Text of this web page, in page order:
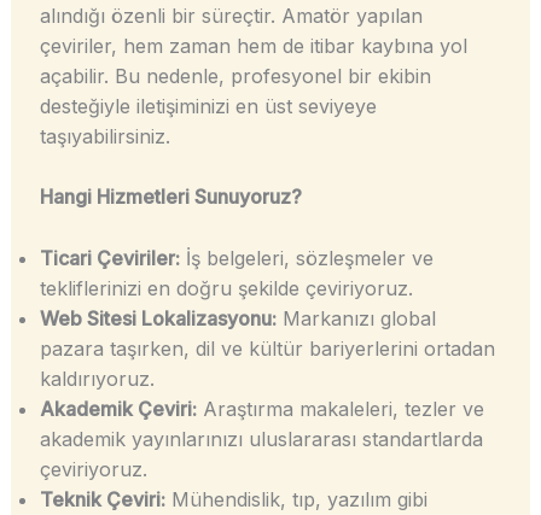
alındığı özenli bir süreçtir. Amatör yapılan
çeviriler, hem zaman hem de itibar kaybına yol
açabilir. Bu nedenle, profesyonel bir ekibin
desteğiyle iletişiminizi en üst seviyeye
taşıyabilirsiniz.
Hangi Hizmetleri Sunuyoruz?
Ticari Çeviriler:İş belgeleri, sözleşmeler ve
tekliflerinizi en doğru şekilde çeviriyoruz.
Web Sitesi Lokalizasyonu:Markanızı global
pazara taşırken, dil ve kültür bariyerlerini ortadan
kaldırıyoruz.
Akademik Çeviri:Araştırma makaleleri, tezler ve
akademik yayınlarınızı uluslararası standartlarda
çeviriyoruz.
Teknik Çeviri:Mühendislik, tıp, yazılım gibi